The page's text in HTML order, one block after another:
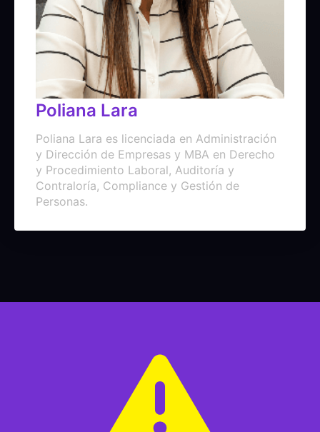
Poliana Lara
Poliana Lara es licenciada en Administración
y Dirección de Empresas y MBA en Derecho
y Procedimiento Laboral, Auditoría y
Contraloría, Compliance y Gestión de
Personas.